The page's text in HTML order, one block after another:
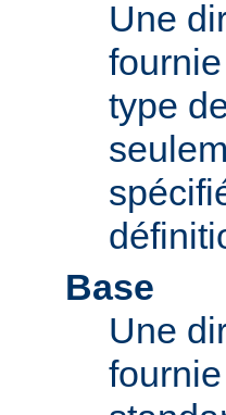
Une
type
Base
Une